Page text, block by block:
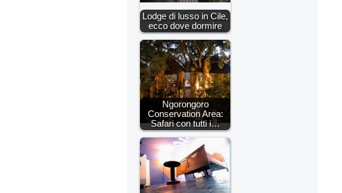
Lodge di lusso in Cile,
ecco dove dormire
Ngorongoro
Conservation Area:
Safari con tutti i…